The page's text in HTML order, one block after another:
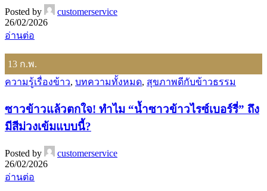
Posted by
customerservice
26/02/2026
อ่านต่อ
13 ก.พ.
ความรู้เรื่องข้าว, บทความทั้งหมด, สุขภาพดีกับข้าวธรรม
ซาวข้าวแล้วตกใจ! ทำไม “น้ำซาวข้าวไรซ์เบอร์รี่” ถึง
มีสีม่วงเข้มแบบนี้?
Posted by
customerservice
26/02/2026
อ่านต่อ